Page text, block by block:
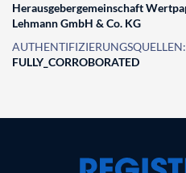
Herausgebergemeinschaft
Lehmann GmbH & Co. KG
AUTHENTIFIZIERUNGSQUELLEN:
FULLY_CORROBORATED